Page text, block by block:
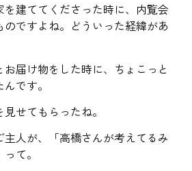
建ててくださった時に、内覧会
ですよね。どういった経緯があ
お届け物をした時に、ちょこっと
です。
せてもらったね。
人が、「高橋さんが考えてるみ
て。